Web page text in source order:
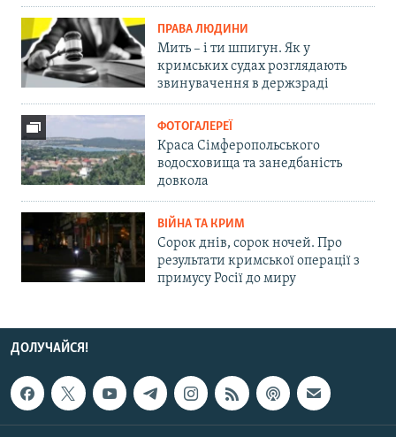
ПРАВА ЛЮДИНИ
Мить – і ти шпигун. Як у
кримських судах розглядають
звинувачення в держзраді
ФОТОГАЛЕРЕЇ
Краса Сімферопольського
водосховища та занедбаність
довкола
ВІЙНА ТА КРИМ
Сорок днів, сорок ночей. Про
результати кримської операції з
примусу Росії до миру
ДОЛУЧАЙСЯ!